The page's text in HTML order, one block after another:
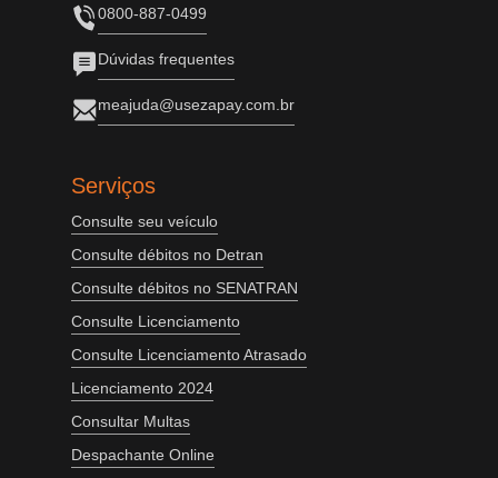
0800-887-0499
Dúvidas frequentes
meajuda@usezapay.com.br
Serviços
Consulte seu veículo
Consulte débitos no Detran
Consulte débitos no SENATRAN
Consulte Licenciamento
Consulte Licenciamento Atrasado
Licenciamento 2024
Consultar Multas
Despachante Online